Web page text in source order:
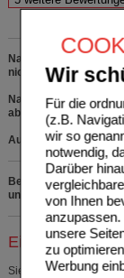
Wir
Für die
(z.B.
wir so
notwendig,
Darüber
von Ihnen
anzupassen.
unsere
zu
Werbung
nicht überschritten
abwechslungsreiche
Außerhalb der
Bei Fragen zu den
unter 0800 - 10 11 422
Einkaufsliste
Sie müssen sich